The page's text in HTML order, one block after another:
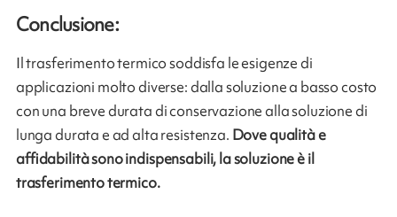
Conclusione:
Il trasferimento termico soddisfa le esigenze di
applicazioni molto diverse: dalla soluzione a basso costo
con una breve durata di conservazione alla soluzione di
lunga durata e ad alta resistenza. Dove qualità e
affidabilità sono indispensabili, la soluzione è il
trasferimento termico.